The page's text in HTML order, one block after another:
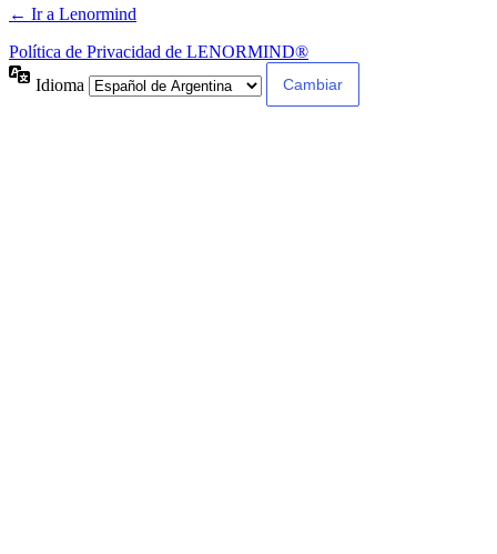
← Ir a Lenormind
Política de Privacidad de LENORMIND®
Idioma